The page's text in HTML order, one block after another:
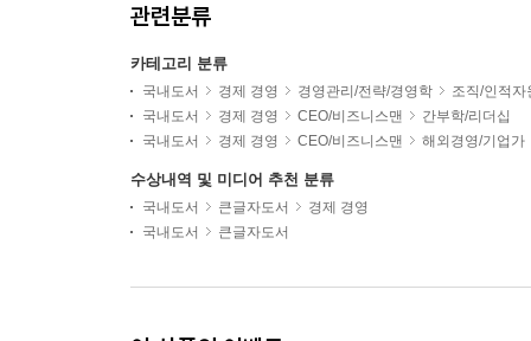
관련분류
카테고리 분류
국내도서 경제 경영 경영관리/전략/경영학
조직/인적자
국내도서
경제 경영 CEO/비즈니스맨
간부학/리더십
국내도서
경제 경영 CEO/비즈니스맨 해외경영/기업가
수상내역 및 미디어 추천 분류
국내도서 큰글자도서
경제 경영
국내도서
큰글자도서